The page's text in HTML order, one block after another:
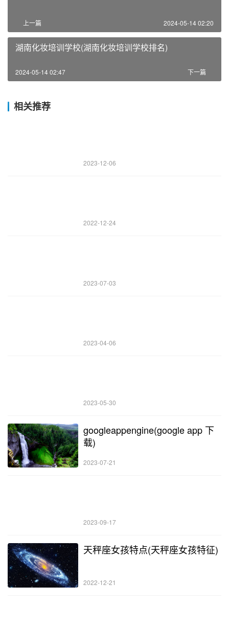
上一篇 2024-05-14 02:20
湖南化妆培训学校(湖南化妆培训学校排名)
下一篇
2024-05-14 02:47
相关推荐
2023-12-06
2022-12-24
2023-07-03
2023-04-06
2023-05-30
googleappengine(google app 下
载)
2023-07-21
2023-09-17
天秤座女孩特点(天秤座女孩特征)
2022-12-21